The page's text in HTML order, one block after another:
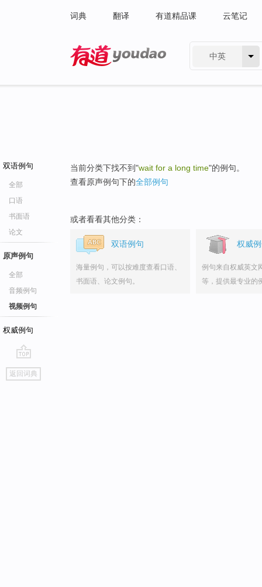
词典 翻译 有道精品课 云笔记
中英
双语例句
全部
口语
书面语
论文
原声例句
全部
音频例句
视频例句
权威例句
go
top
返回词典
当前分类下找不到"wait for a long time"的例句。
查看原声例句下的全部例句
或者看看其他分类：
双语例句
海量例句，可以按难度查看口语、
书面语、论文例句。
权威
例句来自权威英文
等，提供最专业的